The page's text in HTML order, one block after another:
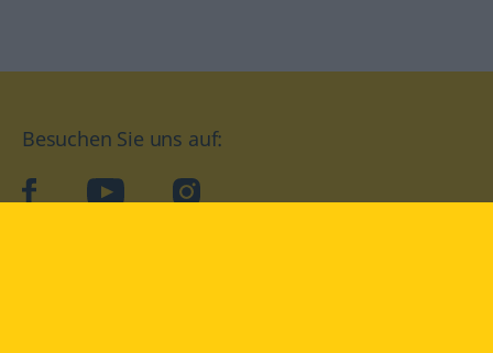
Besuchen Sie uns auf:
facebookYouTube Instagram